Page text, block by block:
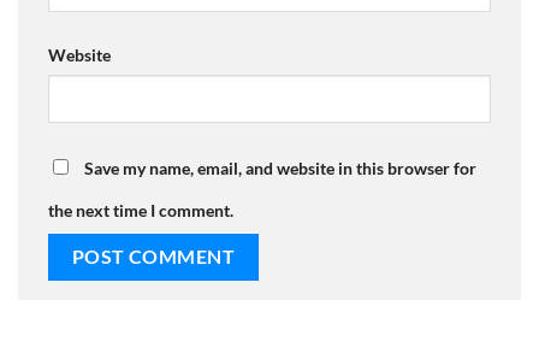
Website
Save my name, email, and website in this browser for
the next time I comment.